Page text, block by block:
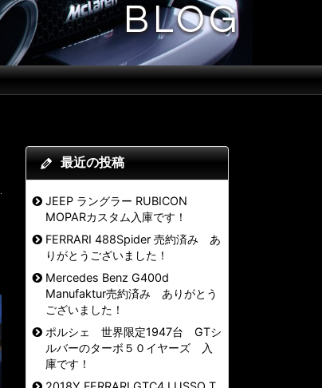
BLOG
最近の投稿
JEEP ラングラー RUBICON
MOPARカスタム入庫です！
FERRARI 488Spider 売約済み あ
りがとうございました！
Mercedes Benz G400d
Manufaktur売約済み ありがとう
ございました！
ポルシェ 世界限定1947台 GTシ
ルバーのターボ５０イヤーズ 入
庫です！